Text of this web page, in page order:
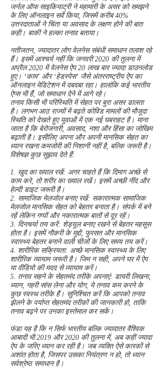
जर्नल ऑफ साइकियाट्री ने महामारी के असर को समझने
के लिए ऑनलाइन सर्वे किया, जिसमें करीब 40%
उत्तरदाताओं ने चिंता या अवसाद के लक्षण होने की बात
कही। बाकी ने हल्का तनाव बताया।
नतीजतन, ज्यादातर लोग वेलनेस संबंधी समाधान तलाश रहे
हैं। इसमें आश्चर्य नहीं कि जनवरी 2020 की तुलना में
अप्रैल 2020 में वेलनेस ऐप 20 लाख बार ज्यादा डाउनलोड
हुए। ‘काम’ और ‘हेडस्पेस’ जैसे अंतरराष्ट्रीय ऐप का
ऑनलाइन मेडिटेशन में दबदबा रहा। हालांकि कई भारतीय
ऐप्स भी हैं, जो समाधान देने में आगे रहे।
तनाव किसी भी परिस्थिति में सेहत पर बुरा असर डालता
है। लगभग आठ राज्यों में बढ़ते कोविड मामलों की मौजूदा
स्थिति को देखते हुए युवाओं में एक नई घबराहट है। माना
जाता है कि बेरोजगारी, अवसाद, नशा और हिंसा का जोखिम
बढ़ाती है। इसीलिए अपना और अपनी मानसिक सेहत का
ध्यान रखना कमजोरी की निशानी नहीं है, बल्कि जरूरी है।
विशेषज्ञ कुछ सुझाव देते हैं:
1. खुद का ख्याल रखें: अगर चाहते हैं कि दिमाग अच्छे से
काम करे, तो शरीर का ख्याल रखें। इसमें अच्छी नींद और
हेल्दी डाइट जरूरी है।
2. सामाजिक मेलजोल बनाए रखें: सकारात्मक सामाजिक
मेलजोल मानसिक सेहत को बेहतर बनाता है। संपर्क में बने
रहें लेकिन गप्पों और नकारात्मक बातों से दूर रहें।
3. दिनचर्या तय करें: शेड्यूल बनाए रखने से बेहतर महसूस
होता है। इसमें नौकरी के मुद्दों, फुरसत और मानसिक
स्वास्थ्य बेहतर बनाने वाली चीजों के लिए समय तय करें।
4. शारीरिक सक्रियता: अच्छे मानसिक स्वास्थ्य के लिए
शारीरिक व्यायाम जरूरी है। जिम न सही, अपने घर में ऐप
या वीडियो की मदद से व्यायाम करें।
5. तनाव सहने के सेहतमंद तरीके अपनाएं: डायरी लिखना,
ध्यान, गहरी सांस लेना और योग, ये तनाव कम करने के
कुछ स्वस्थ तरीके हैं। सुनिश्चित करें कि आपको तनाव
झेलने के पर्याप्त सेहतमंद तरीकों की जानकारी हो, ताकि
तनाव बढ़ने पर उनका इस्तेमाल कर सकें।
फंडा यह है कि न सिर्फ भारतीय बल्कि ज्यादातर वैश्विक
आबादी भी 2019 और 2020 की तुलना में, अब कहीं ज्यादा
ऐप के जरिए ध्यान कर रही है। जब व्यक्ति ऐसे कारकों से
अशांत होता है, जिसपर उसका नियंत्रण न हो, तो ध्यान
सर्वश्रेष्ठ समाधान है।